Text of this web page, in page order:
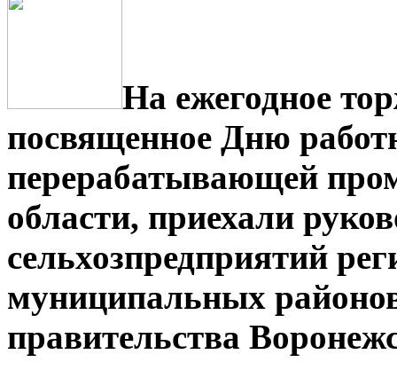
На ежегодное
посвященное Дню
перерабатывающей
области, приехали
сельхозпредприятий
муниципальных
правительства